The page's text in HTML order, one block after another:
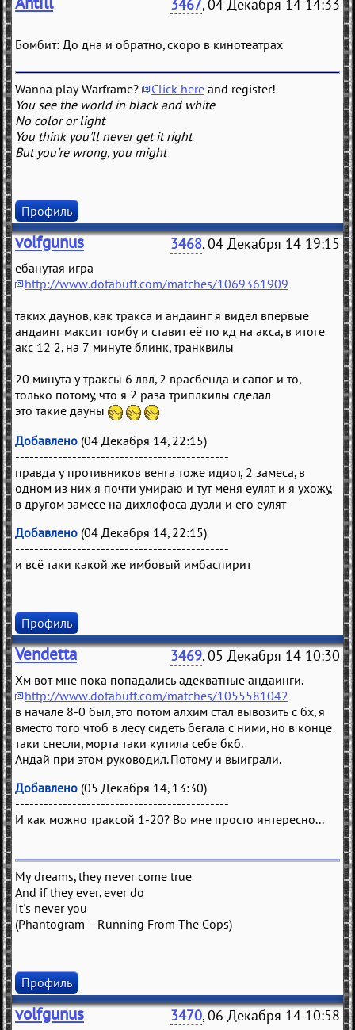
3467, 04 Декабря 14 14:33
Бомбит: До дна и обратно, скоро в кинотеатрах
Wanna play Warframe? Click here and register!
You see the world in black and white
No color or light
You think you'll never get it right
But you're wrong, you might
Профиль
volfgunus 3468, 04 Декабря 14 19:15
ебанутая игра
http://www.dotabuff.com/matches/1069361909
таких даунов, как тракса и андаинг я видел впервые
андаинг максит томбу и ставит её по кд на акса, в итоге
акс 12 2, на 7 минуте блинк, транквилы
20 минута у траксы 6 лвл, 2 врасбенда и сапог и то,
только потому, что я 2 раза триплкилы сделал
это такие дауны
Добавлено (04 Декабря 14, 22:15)
---------------------------------------------
правда у противников венга тоже идиот, 2 замеса, в
одном из них я почти умираю и тут меня еулят и я ухожу,
в другом замесе на дихлофоса дуэли и его еулят
Добавлено (04 Декабря 14, 22:15)
---------------------------------------------
и всё таки какой же имбовый имбаспирит
Профиль
Vendetta 3469, 05 Декабря 14 10:30
Хм вот мне пока попадались адекватные андаинги.
http://www.dotabuff.com/matches/1055581042
в начале 8-0 был, это потом алхим стал вывозить с бх, я
вместо того чтоб в лесу сидеть бегала с ними, но в конце
таки снесли, морта таки купила себе бкб.
Андай при этом руководил. Потому и выиграли.
Добавлено (05 Декабря 14, 13:30)
---------------------------------------------
И как можно траксой 1-20? Во мне просто интересно...
My dreams, they never come true
And if they ever, ever do
It's never you
(Phantogram – Running From The Cops)
Профиль
volfgunus 3470, 06 Декабря 14 10:58